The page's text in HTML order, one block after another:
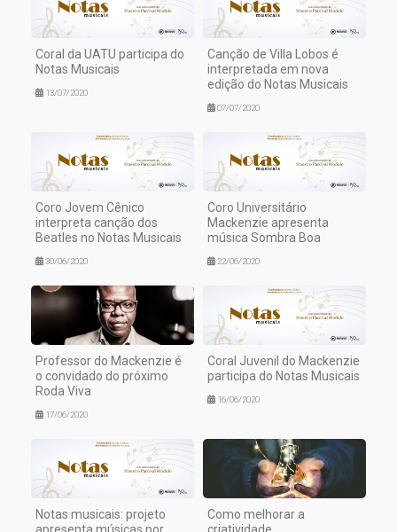
Coral da UATU participa do
Notas Musicais
13/07/2020
Canção de Villa Lobos é
interpretada em nova
edição do Notas Musicais
07/07/2020
Coro Jovem Cênico
interpreta canção dos
Beatles no Notas Musicais
30/06/2020
Coro Universitário
Mackenzie apresenta
música Sombra Boa
22/06/2020
Professor do Mackenzie é
o convidado do próximo
Roda Viva
17/06/2020
Coral Juvenil do Mackenzie
participa do Notas Musicais
16/06/2020
Notas musicais: projeto
Como melhorar a